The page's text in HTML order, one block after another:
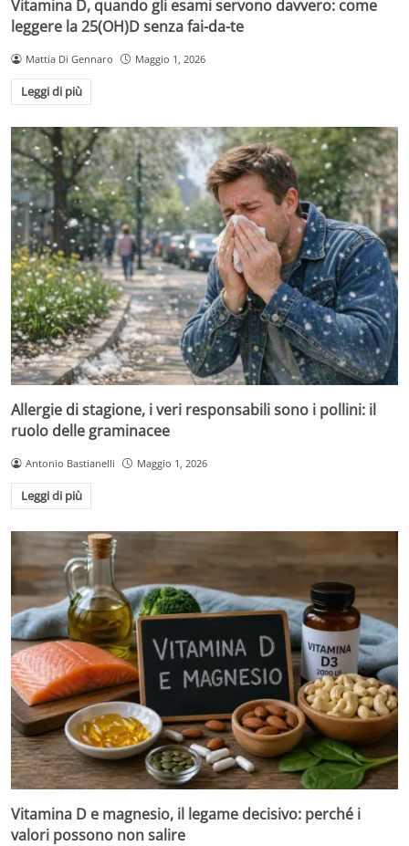
Vitamina D, quando gli esami servono davvero: come
leggere la 25(OH)D senza fai-da-te
Mattia Di Gennaro Maggio 1, 2026
Leggi di più
Allergie di stagione, i veri responsabili sono i pollini: il
ruolo delle graminacee
Antonio Bastianelli Maggio 1, 2026
Leggi di più
Vitamina D e magnesio, il legame decisivo: perché i
valori possono non salire